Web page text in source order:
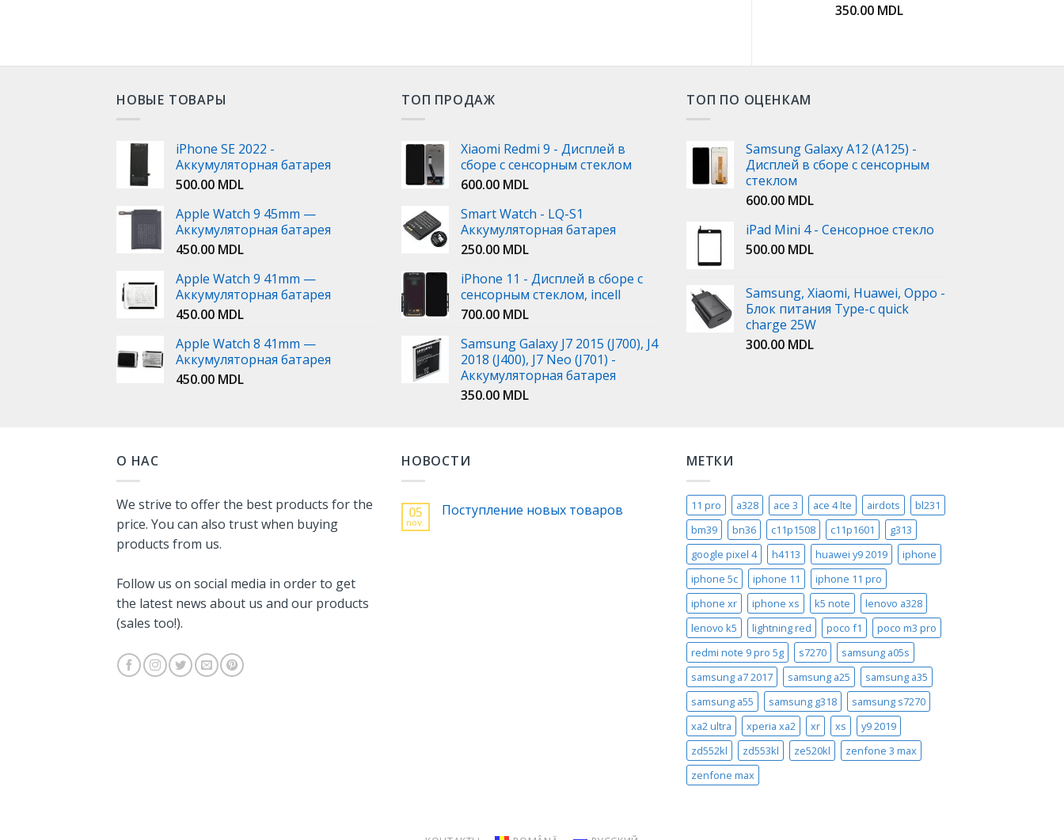
350.00 MDL
НОВЫЕ ТОВАРЫ
iPhone SE 2022 -
Аккумуляторная батарея
500.00 MDL
Apple Watch 9 45mm —
Аккумуляторная батарея
450.00 MDL
Apple Watch 9 41mm —
Аккумуляторная батарея
450.00 MDL
Apple Watch 8 41mm —
Аккумуляторная батарея
450.00 MDL
ТОП ПРОДАЖ
Xiaomi Redmi 9 - Дисплей в
сборе с сенсорным стеклом
600.00 MDL
Smart Watch - LQ-S1
Аккумуляторная батарея
250.00 MDL
iPhone 11 - Дисплей в сборе с
сенсорным стеклом, incell
700.00 MDL
Samsung Galaxy J7 2015 (J700), J4
2018 (J400), J7 Neo (J701) -
Аккумуляторная батарея
350.00 MDL
ТОП ПО ОЦЕНКАМ
Samsung Galaxy A12 (A125) -
Дисплей в сборе с сенсорным
стеклом
600.00 MDL
iPad Mini 4 - Сенсорное стекло
500.00 MDL
Samsung, Xiaomi, Huawei, Oppo -
Блок питания Type-c quick
charge 25W
300.00 MDL
О НАС
We strive to offer the best products for the
price. You can also trust when buying
products from us.
Follow us on social media in order to get
the latest news about us and our products
(sales too!).
НОВОСТИ
05
nov.
Поступление новых товаров
МЕТКИ
11 pro a328 ace 3 ace 4 lte airdots
bl231
bm39
bn36 c11p1508 c11p1601
g313
google pixel 4
h4113 huawei y9 2019
iphone
iphone 5c
iphone 11
iphone 11 pro
iphone xr
iphone xs k5 note
lenovo a328
lenovo k5
lightning red poco f1
poco m3 pro
redmi note 9 pro 5g
s7270
samsung a05s
samsung a7 2017
samsung a25
samsung a35
samsung a55
samsung g318
samsung s7270
xa2 ultra
xperia xa2 xr xs
y9 2019
zd552kl
zd553kl ze520kl
zenfone 3 max
zenfone max